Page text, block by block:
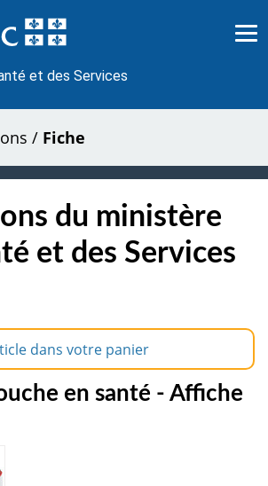
et des Services
/ Fiche
du ministère
et des Services
dans votre panier
en santé - Affiche